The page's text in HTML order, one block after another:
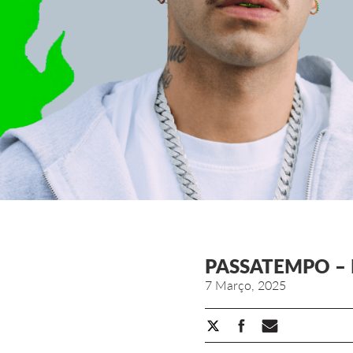
PASSATEMPO –
7 Março, 2025